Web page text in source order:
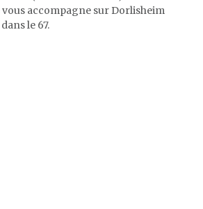
accompagne sur Dorlisheim
le 67.